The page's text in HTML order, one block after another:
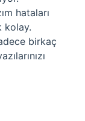
hataları
kolay.
birkaç